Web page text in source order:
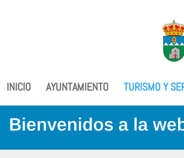
INICIO AYUNTAMIENTO TURISMO Y
Bienvenidos a la